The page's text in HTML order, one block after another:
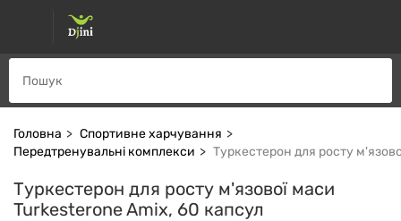
Головна
Спортивне харчування
Передтренувальні комплекси
Туркестерон для росту
Туркестерон для росту м'язової маси
Turkesterone Amix, 60 капсул